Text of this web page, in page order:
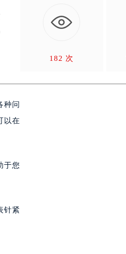
182 次
种问
以在
于您
针紧